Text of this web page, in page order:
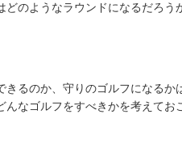
どのようなラウンドになるだろ
きるのか、守りのゴルフになるか
んなゴルフをすべきかを考えてお